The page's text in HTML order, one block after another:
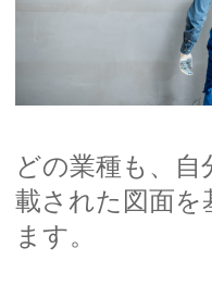
どの業種も、
載された図面を
ます。